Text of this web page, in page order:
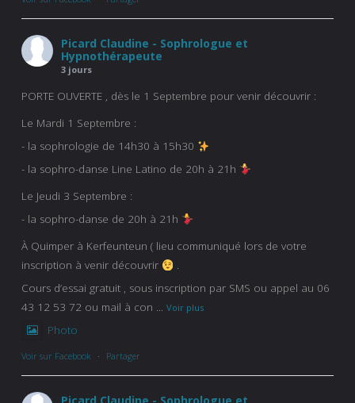
Picard Claudine - Sophrologue et
Hypnothérapeute
3 jours
PORTE OUVERTE , dès le 1 Septembre pour venir découvrir :
Le Mardi 1 Septembre :
- la sophrologie de 14h30 à 15h30
- la sophro-danse Line Latino de 20h à 21h
Le Jeudi 3 Septembre :
- la sophro-danse de 20h à 21h
À Quimper à Kerfeunteun ( lieu communiqué lors de votre
inscription à venir découvrir
.
Cours d’essai gratuit , sous inscription par SMS ou appel au 06
43 12 53 72 ou mail à con ... Voir plus
Photo
Voir sur Facebook · Partager